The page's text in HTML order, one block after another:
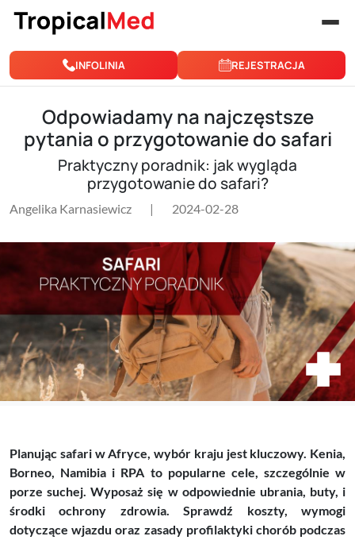
Przejdź do treści
INFOLINIA REJESTRACJA
Odpowiadamy na najczęstsze
pytania o przygotowanie do safari
Praktyczny poradnik: jak wygląda
przygotowanie do safari?
Angelika Karnasiewicz | 2024-02-28
Planując safari w Afryce, wybór kraju jest kluczowy. Kenia,
Borneo, Namibia i RPA to popularne cele, szczególnie w
porze suchej. Wyposaż się w odpowiednie ubrania, buty, i
środki ochrony zdrowia. Sprawdź koszty, wymogi
dotyczące wjazdu oraz zasady profilaktyki chorób podczas